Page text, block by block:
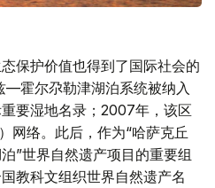
保护价值也得到了国际社会的
—霍尔尕勒津湖泊系统被纳入
重要湿地名录；2007年，该区
网络。此后，作为“哈萨克丘
”世界自然遗产项目的重要组
教科文组织世界自然遗产名